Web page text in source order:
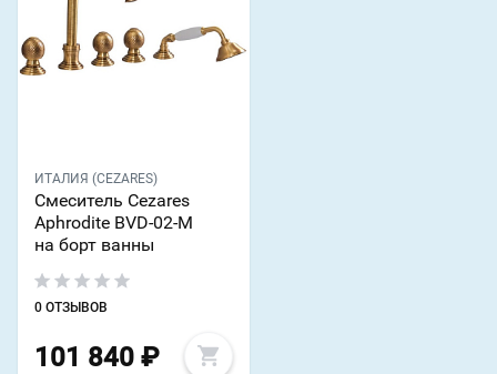
ИТАЛИЯ (CEZARES)
Смеситель Cezares
Aphrodite BVD-02-M
на борт ванны
0 ОТЗЫВОВ
101 840 ₽